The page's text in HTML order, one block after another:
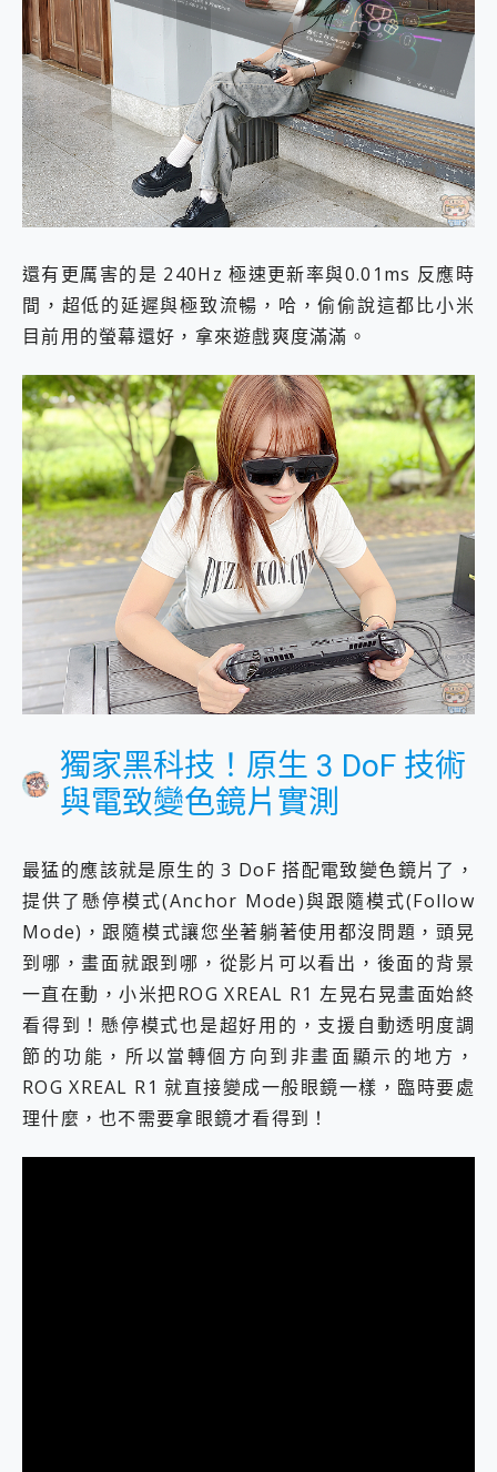
還有更厲害的是 240Hz 極速更新率與0.01ms 反應時
間，超低的延遲與極致流暢，哈，偷偷說這都比小米
目前用的螢幕還好，拿來遊戲爽度滿滿。
獨家黑科技！原生 3 DoF 技術
與電致變色鏡片實測
最猛的應該就是原生的 3 DoF 搭配電致變色鏡片了，
提供了懸停模式(Anchor Mode)與跟隨模式(Follow
Mode)，跟隨模式讓您坐著躺著使用都沒問題，頭晃
到哪，畫面就跟到哪，從影片可以看出，後面的背景
一直在動，小米把ROG XREAL R1 左晃右晃畫面始終
看得到！懸停模式也是超好用的，支援自動透明度調
節的功能，所以當轉個方向到非畫面顯示的地方，
ROG XREAL R1 就直接變成一般眼鏡一樣，臨時要處
理什麼，也不需要拿眼鏡才看得到！